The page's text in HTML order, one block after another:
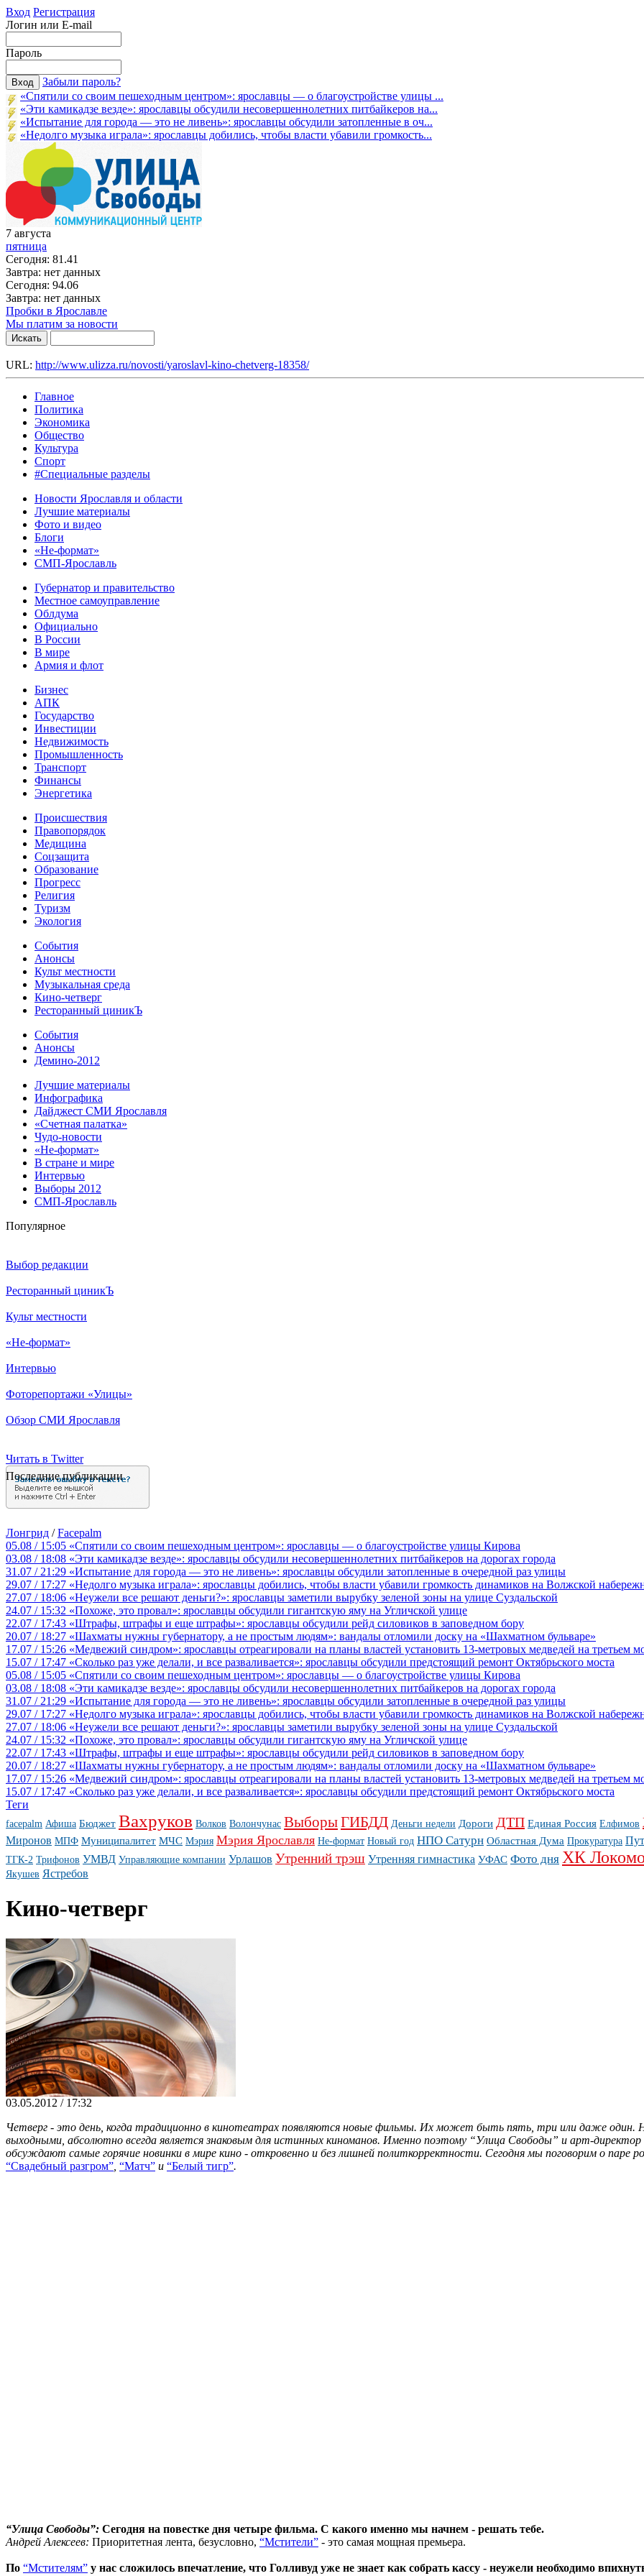
Вход Регистрация
Логин или E-mail
Пароль
Забыли пароль?
«Спятили со своим пешеходным центром»: ярославцы — о благоустройстве улицы ...
«Эти камикадзе везде»: ярославцы обсудили несовершеннолетних питбайкеров на...
«Испытание для города — это не ливень»: ярославцы обсудили затопленные в оч...
«Недолго музыка играла»: ярославцы добились, чтобы власти убавили громкость...
7 августа
пятница
Сегодня: 81.41
Завтра: нет данных
Сегодня: 94.06
Завтра: нет данных
Пробки в Ярославле
Мы платим за новости
URL: http://www.ulizza.ru/novosti/yaroslavl-kino-chetverg-18358/
Главное
Политика
Экономика
Общество
Культура
Спорт
#Специальные разделы
Новости Ярославля и области
Лучшие материалы
Фото и видео
Блоги
«Не-формат»
СМП-Ярославль
Губернатор и правительство
Местное самоуправление
Облдума
Официально
В России
В мире
Армия и флот
Бизнес
АПК
Государство
Инвестиции
Недвижимость
Промышленность
Транспорт
Финансы
Энергетика
Происшествия
Правопорядок
Медицина
Соцзащита
Образование
Прогресс
Религия
Туризм
Экология
События
Анонсы
Культ местности
Музыкальная среда
Кино-четверг
Ресторанный циникЪ
События
Анонсы
Демино-2012
Лучшие материалы
Инфографика
Дайджест СМИ Ярославля
«Счетная палатка»
Чудо-новости
«Не-формат»
В стране и мире
Интервью
Выборы 2012
СМП-Ярославль
Популярное
Выбор редакции
Ресторанный циникЪ
Культ местности
«Не-формат»
Интервью
Фоторепортажи «Улицы»
Обзор СМИ Ярославля
Последние публикации
Читать в Twitter
Лонгрид / Facepalm
05.08 / 15:05 «Спятили со своим пешеходным центром»: ярославцы — о благоустройстве улицы Кирова
03.08 / 18:08 «Эти камикадзе везде»: ярославцы обсудили несовершеннолетних питбайкеров на дорогах города
31.07 / 21:29 «Испытание для города — это не ливень»: ярославцы обсудили затопленные в очередной раз улицы
29.07 / 17:27 «Недолго музыка играла»: ярославцы добились, чтобы власти убавили громкость динамиков на Волжской
27.07 / 18:06 «Неужели все решают деньги?»: ярославцы заметили вырубку зеленой зоны на улице Суздальской
24.07 / 15:32 «Похоже, это провал»: ярославцы обсудили гигантскую яму на Угличской улице
22.07 / 17:43 «Штрафы, штрафы и еще штрафы»: ярославцы обсудили рейд силовиков в заповедном бору
20.07 / 18:27 «Шахматы нужны губернатору, а не простым людям»: вандалы отломили доску на «Шахматном бульваре»
17.07 / 15:26 «Медвежий синдром»: ярославцы отреагировали на планы властей установить 13-метровых медведей на третьем
15.07 / 17:47 «Сколько раз уже делали, и все разваливается»: ярославцы обсудили предстоящий ремонт Октябрьского моста
05.08 / 15:05 «Спятили со своим пешеходным центром»: ярославцы — о благоустройстве улицы Кирова
03.08 / 18:08 «Эти камикадзе везде»: ярославцы обсудили несовершеннолетних питбайкеров на дорогах города
31.07 / 21:29 «Испытание для города — это не ливень»: ярославцы обсудили затопленные в очередной раз улицы
29.07 / 17:27 «Недолго музыка играла»: ярославцы добились, чтобы власти убавили громкость динамиков на Волжской
27.07 / 18:06 «Неужели все решают деньги?»: ярославцы заметили вырубку зеленой зоны на улице Суздальской
24.07 / 15:32 «Похоже, это провал»: ярославцы обсудили гигантскую яму на Угличской улице
22.07 / 17:43 «Штрафы, штрафы и еще штрафы»: ярославцы обсудили рейд силовиков в заповедном бору
20.07 / 18:27 «Шахматы нужны губернатору, а не простым людям»: вандалы отломили доску на «Шахматном бульваре»
17.07 / 15:26 «Медвежий синдром»: ярославцы отреагировали на планы властей установить 13-метровых медведей на третьем
15.07 / 17:47 «Сколько раз уже делали, и все разваливается»: ярославцы обсудили предстоящий ремонт Октябрьского моста
Теги
facepalm Афиша Бюджет Вахруков Волков Волончунас ВыборыГИБДД Деньги недели Дороги ДТП Единая Россия Елфимов
Миронов МПФ Муниципалитет МЧС Мэрия Мэрия Ярославля Не-формат Новый год НПО Сатурн Областная Дума Прокуратура
ТГК-2 Трифонов УМВД Управляющие компании Урлашов Утренний трэш Утренняя гимнастика УФАС Фото дня ХК
Якушев Ястребов
Кино-четверг
03.05.2012 / 17:32
Четверг - это день, когда традиционно в кинотеатрах появляются новые фильмы. Их может быть пять, три или даже один.
выходными, абсолютно всегда является знаковым для истинных киноманов. Именно поэтому “Улица Свободы” и арт-
обсуждают самые горячие новинки в мире кино - откровенно и без лишней политкорректности. Сегодня мы поговорим о паре
“Свадебный разгром” “Матч” и “Белый тигр”.
“Улица Свободы”: Сегодня на повестке дня четыре фильма. С какого именно мы начнем - решать тебе.
Андрей Алексеев: Приоритетная лента, безусловно, “Мстители” - это самая мощная премьера.
По “Мстителям” у нас сложилось впечатление, что Голливуд уже не знает как собрать кассу - неужели необходимо